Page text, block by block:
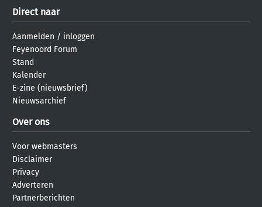
Direct naar
Aanmelden / inloggen
Feyenoord Forum
Stand
Kalender
E-zine (nieuwsbrief)
Nieuwsarchief
Over ons
Voor webmasters
Disclaimer
Privacy
Adverteren
Partnerberichten